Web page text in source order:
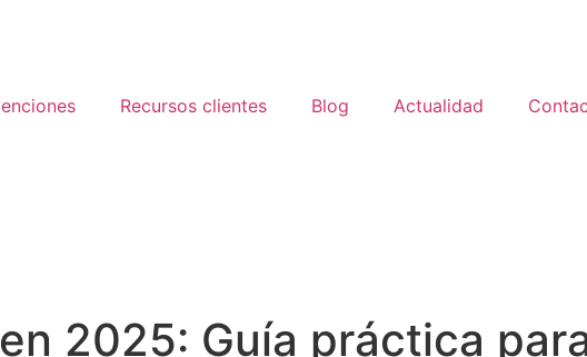
Recursos clientes Blog Actualidad
2025: Guía práctica